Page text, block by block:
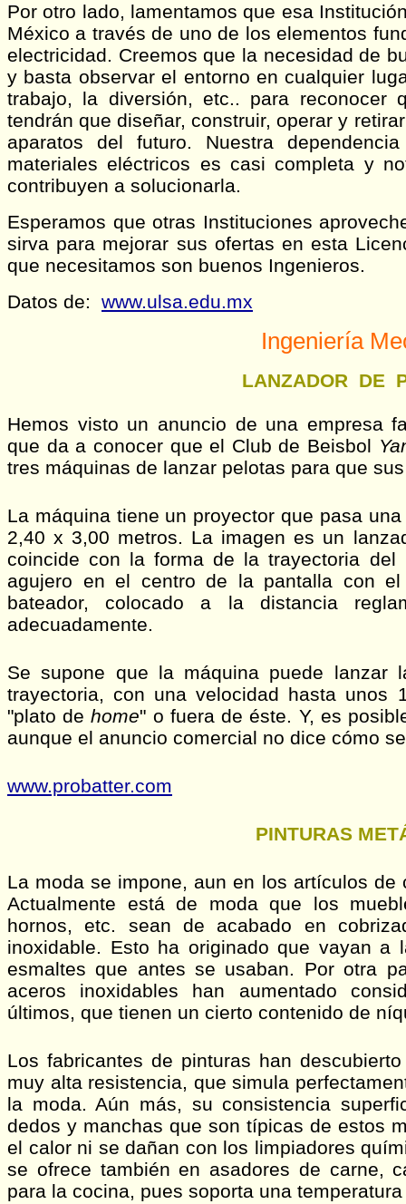
Por otro lado, lamentamos que esa
México a través de uno de los elementos
electricidad. Creemos que la necesidad de
y basta observar el entorno en cualquier
trabajo, la diversión, etc.. para reconocer
tendrán que diseñar, construir, operar y
aparatos del futuro. Nuestra
materiales eléctricos es casi completa y
contribuyen a solucionarla.
Esperamos que otras Instituciones
sirva para mejorar sus ofertas en esta
que necesitamos son buenos Ingenieros.
Datos de: www.ulsa.edu.mx
Ingeniería
LANZADOR DE
Hemos visto un anuncio de una empresa
que da a conocer que el Club de Beisbol
tres máquinas de lanzar pelotas para que
La máquina tiene un proyector que pasa
2,40 x 3,00 metros. La imagen es un
coincide con la forma de la trayectoria
agujero en el centro de la pantalla con
bateador, colocado a la distancia
adecuadamente.
Se supone que la máquina puede lanzar
trayectoria, con una velocidad hasta unos
"plato dehome" o fuera de éste. Y, es
aunque el anuncio comercial no dice cómo
www.probatter.com
PINTURAS
La moda se impone, aun en los artículos de
Actualmente está de moda que los
hornos, etc. sean de acabado en
inoxidable. Esto ha originado que vayan
esmaltes que antes se usaban. Por otra
aceros inoxidables han aumentado
últimos, que tienen un cierto contenido de
Los fabricantes de pinturas han
muy alta resistencia, que simula
la moda. Aún más, su consistencia
dedos y manchas que son típicas de estos
el calor ni se dañan con los limpiadores
se ofrece también en asadores de carne,
para la cocina, pues soporta una